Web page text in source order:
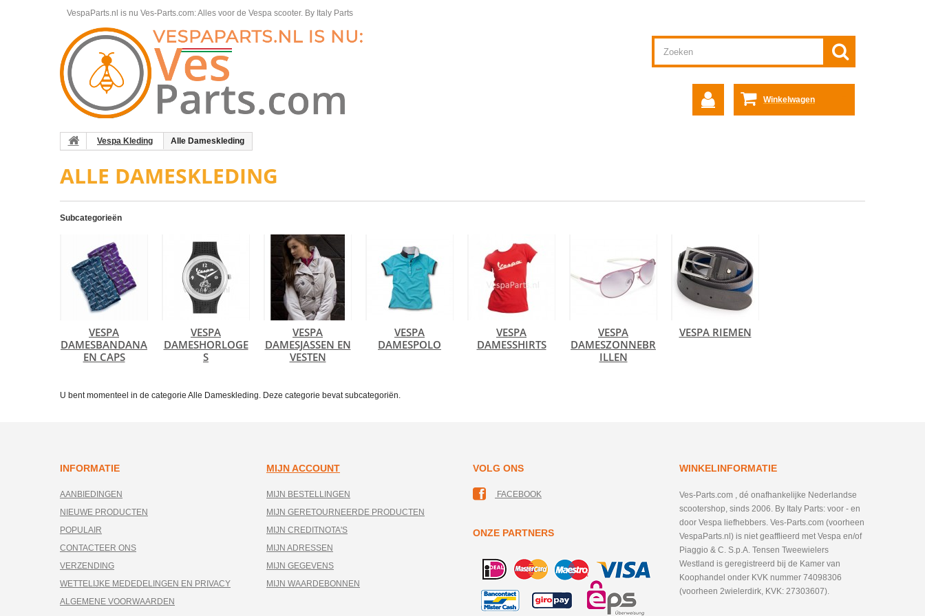
VespaParts.nl is nu Ves-Parts.com: Alles voor de Vespa scooter. By Italy Parts
Winkelwagen
Vespa Kleding Alle Dameskleding
ALLE DAMESKLEDING
Subcategorieën
VESPA
DAMESBANDANA
EN CAPS
VESPA
DAMESHORLOGE
S
VESPA
DAMESJASSEN EN
VESTEN
VESPA
DAMESPOLO
VESPA
DAMESSHIRTS
VESPA
DAMESZONNEBR
ILLEN
VESPA RIEMEN
U bent momenteel in de categorie Alle Dameskleding. Deze categorie bevat subcategoriën.
INFORMATIE
AANBIEDINGEN
NIEUWE PRODUCTEN
POPULAIR
CONTACTEER ONS
VERZENDING
WETTELIJKE MEDEDELINGEN EN PRIVACY
ALGEMENE VOORWAARDEN
MIJN ACCOUNT
MIJN BESTELLINGEN
MIJN GERETOURNEERDE PRODUCTEN
MIJN CREDITNOTA'S
MIJN ADRESSEN
MIJN GEGEVENS
MIJN WAARDEBONNEN
VOLG ONS
FACEBOOK
ONZE PARTNERS
WINKELINFORMATIE
Ves-Parts.com , dé onafhankelijke Nederlandse
scootershop, sinds 2006. By Italy Parts: voor - en
door Vespa liefhebbers. Ves-Parts.com (voorheen
VespaParts.nl) is niet geafflieerd met Vespa en/of
Piaggio & C. S.p.A. Tensen Tweewielers
Westland is geregistreerd bij de Kamer van
Koophandel onder KVK nummer 74098306
(voorheen 2wielerdirk, KVK: 27303607).